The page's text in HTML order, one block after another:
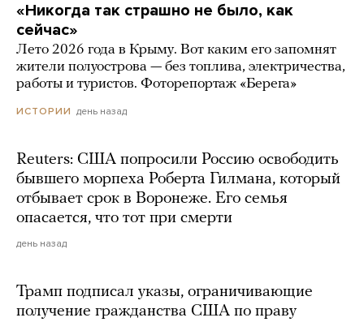
«Никогда так страшно не было, как
сейчас»
Лето 2026 года в Крыму. Вот каким его запомнят
жители полуострова — без топлива, электричества,
работы и туристов. Фоторепортаж «Берега»
ИСТОРИИ день назад
Reuters: США попросили Россию освободить
бывшего морпеха Роберта Гилмана, который
отбывает срок в Воронеже. Его семья
опасается, что тот при смерти
день назад
Трамп подписал указы, ограничивающие
получение гражданства США по праву